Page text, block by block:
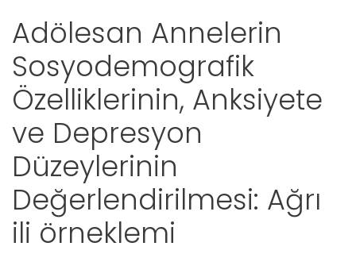
Adölesan Annelerin
Sosyodemografik
Özelliklerinin, Anksiyete
ve Depresyon
Düzeylerinin
Değerlendirilmesi: Ağrı
ili örneklemi